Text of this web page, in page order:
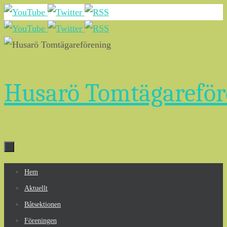
Hoppa
till
innehållet
Husarö
Hoppa
innehållet
Hem
Aktuellt
Båtsektionen
Föreningen